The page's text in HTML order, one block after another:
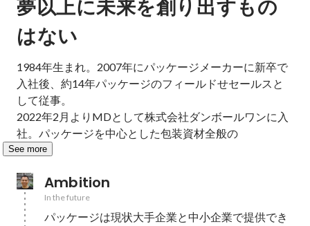
夢以上に未来を創り出すもの
はない
1984年生まれ。2007年にパッケージメーカーに新卒で
入社後、約14年パッケージのフィールドせセールスと
して従事。
2022年2月よりMDとして株式会社ダンボールワンに入
社。パッケージを中心とした包装資材全般の
See more
Ambition
In the future
パッケージは現状大手企業と中小企業で提供でき